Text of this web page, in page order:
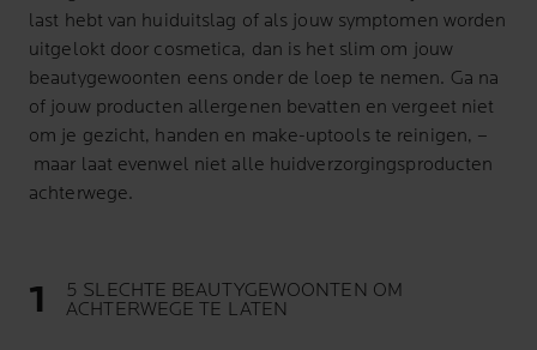
last hebt van huiduitslag of als jouw symptomen worden
uitgelokt door cosmetica, dan is het slim om jouw
beautygewoonten eens onder de loep te nemen. Ga na
of jouw producten allergenen bevatten en vergeet niet
om je gezicht, handen en make-uptools te reinigen, ­–
maar laat evenwel niet alle huidverzorgingsproducten
achterwege.
5 SLECHTE BEAUTYGEWOONTEN OM
ACHTERWEGE TE LATEN